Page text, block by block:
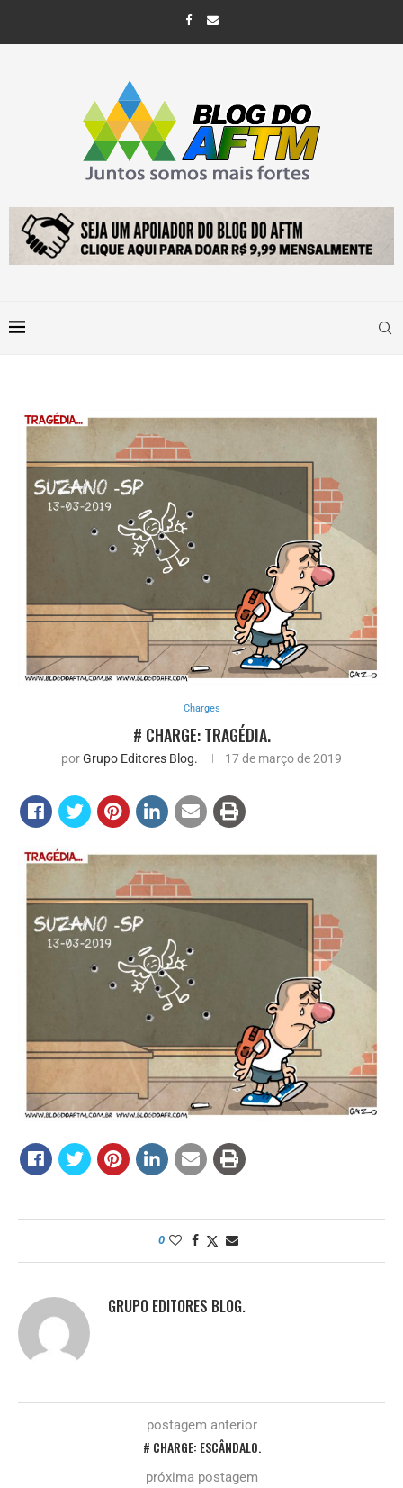
Charges
# CHARGE: TRAGÉDIA.
porGrupo Editores Blog. 17 de março de 2019
0
GRUPO EDITORES BLOG.
postagem anterior
# CHARGE: ESCÂNDALO.
próxima postagem